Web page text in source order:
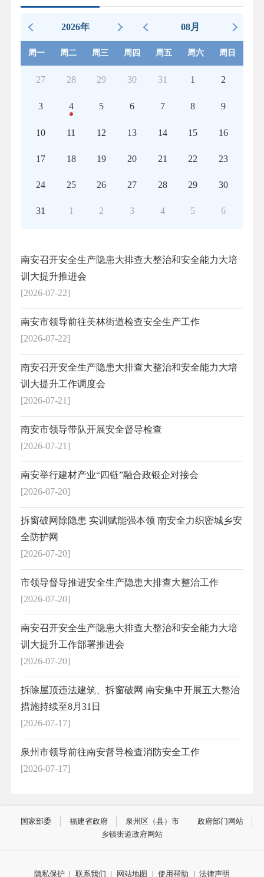
2026年 08月
周一 周二 周三 周四 周五 周六 周日
27 28 29 30 31 1 2
3 4 5 6 7 8 9
10 11 12 13 14 15 16
17 18 19 20 21 22 23
24 25 26 27 28 29 30
31 1 2 3 4 5 6
[2026-07-22]
南安召开安全生产隐患大排查大整治和安全能力大培
训大提升推进会
[2026-07-22]
南安市领导前往美林街道检查安全生产工作
[2026-07-21]
南安召开安全生产隐患大排查大整治和安全能力大培
训大提升工作调度会
[2026-07-21]
南安市领导带队开展安全督导检查
[2026-07-20]
南安举行建材产业“四链”融合政银企对接会
[2026-07-20]
拆窗破网除隐患 实训赋能强本领 南安全力织密城乡安
全防护网
[2026-07-20]
市领导督导推进安全生产隐患大排查大整治工作
[2026-07-20]
南安召开安全生产隐患大排查大整治和安全能力大培
训大提升工作部署推进会
[2026-07-17]
拆除屋顶违法建筑、拆窗破网 南安集中开展五大整治
措施持续至8月31日
[2026-07-17]
泉州市领导前往南安督导检查消防安全工作
国家部委 福建省政府 泉州区（县）市
政府部门网站
乡镇街道政府网站
隐私保护 | 联系我们 | 网站地图 | 使用帮助 | 法律声明